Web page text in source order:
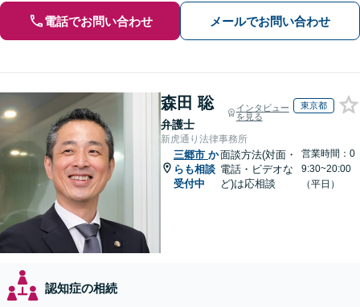
電話でお問い合わせ メールでお問い合わせ
森田 聡
弁護士
インタビュー
を見る
東京都
新虎通り法律事務所
三郷市 か
らも相談
受付中
面談方法(対面・
電話・ビデオな
ど)は応相談
営業時間：0
9:30~20:00
（平日）
認知症の相続